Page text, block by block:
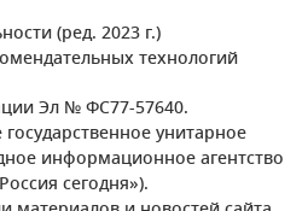
(ред. 2023 г.)
технологий
Эл № ФС77-57640.
унитарное
информационное агентство
сегодня»).